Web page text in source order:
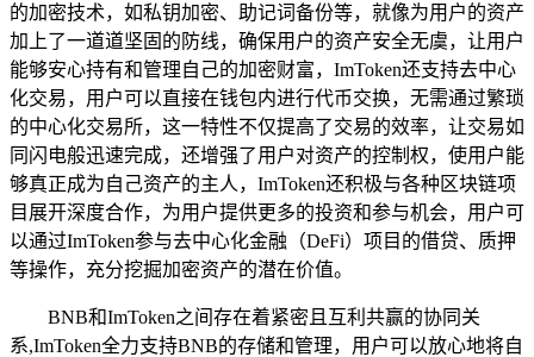
的加密技术，如私钥加密、助记词备份等，就像为用户的资产
加上了一道道坚固的防线，确保用户的资产安全无虞，让用户
能够安心持有和管理自己的加密财富，ImToken还支持去中心
化交易，用户可以直接在钱包内进行代币交换，无需通过繁琐
的中心化交易所，这一特性不仅提高了交易的效率，让交易如
同闪电般迅速完成，还增强了用户对资产的控制权，使用户能
够真正成为自己资产的主人，ImToken还积极与各种区块链项
目展开深度合作，为用户提供更多的投资和参与机会，用户可
以通过ImToken参与去中心化金融（DeFi）项目的借贷、质押
等操作，充分挖掘加密资产的潜在价值。
BNB和ImToken之间存在着紧密且互利共赢的协同关
系,ImToken全力支持BNB的存储和管理，用户可以放心地将自